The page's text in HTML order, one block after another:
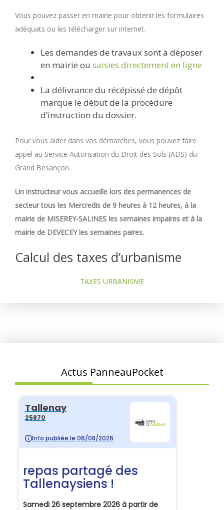
Vous pouvez passer en mairie pour obtenir les formulaires
adéquats ou les télécharger sur internet.
Les demandes de travaux sont à déposer
en mairie ou saisies directement en ligne
La délivrance du récépissé de dépôt
marque le début de la procédure
d’instruction du dossier.
Pour vous aider dans vos démarches, vous pouvez faire
appel au Service Autorisation du Droit des Sols (ADS) du
Grand Besançon.
Un instructeur vous accueille lors des permanences de
secteur tous les Mercredis de 9 heures à 12 heures, à la
mairie de MISEREY-SALINES les semaines impaires et à la
mairie de DEVECEY les semaines paires.
Calcul des taxes d’urbanisme
TAXES URBANISME
Actus PanneauPocket